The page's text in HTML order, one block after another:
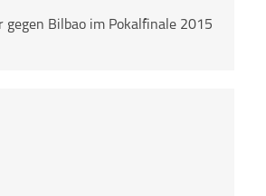
gegen Bilbao im Pokalfinale 2015